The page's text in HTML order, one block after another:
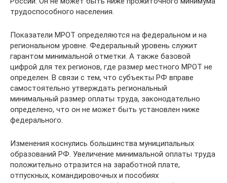
трудоспособного населения.
Показатели МРОТ определяются на федеральном и на
региональном уровне. Федеральный уровень служит
гарантом минимальной отметки. А также базовой
цифрой для тех регионов, где размер местного МРОТ не
определен. В связи с тем, что субъекты РФ вправе
самостоятельно утверждать региональный
минимальный размер оплаты труда, законодательно
определено, что он не может быть установлен ниже
федерального.
Изменения коснулись большинства муниципальных
образований РФ. Увеличение минимальной оплаты труда
положительно отразится на заработной плате,
отпускных, командировочных и пособиях